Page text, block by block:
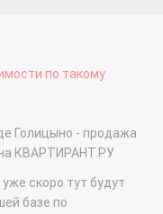
по такому
Голицыно - продажа
КВАРТИРАНТ.РУ
скоро тут будут
базе по